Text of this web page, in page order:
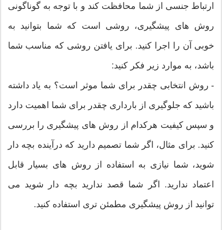
ارتباط جنسی از شما محافظت کند و با توجه به گوناگونی
روش های پیشگیری، روشی است که شما بتوانید به
خوبی آن را اجرا کنید. برای یافتن روشی که مناسب شما
باشد، به موارد زیر فکر کنید:
- روش انتخابی چقدر برای شما موثر است؟ به یاد داشته
باشید که جلوگیری از بارداری چقدر برای شما اهمیت دارد
و سپس کیفیت هرکدام از روش های پیشگیری را بررسی
کنید. برای مثال، اگر شما تصمیم دارید که درآینده بچه دار
شوید، شما نیازی به استفاده از روش های بسیار قابل
اعتماد ندارید. اگر شما قصد ندارید بچه دار شوید می
توانید از روش پیشگیری مطمئن تری استفاده کنید.